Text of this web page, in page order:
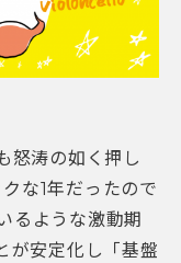
怒涛の如く押し
な1年だったので
るような激動期
が安定化し「基盤